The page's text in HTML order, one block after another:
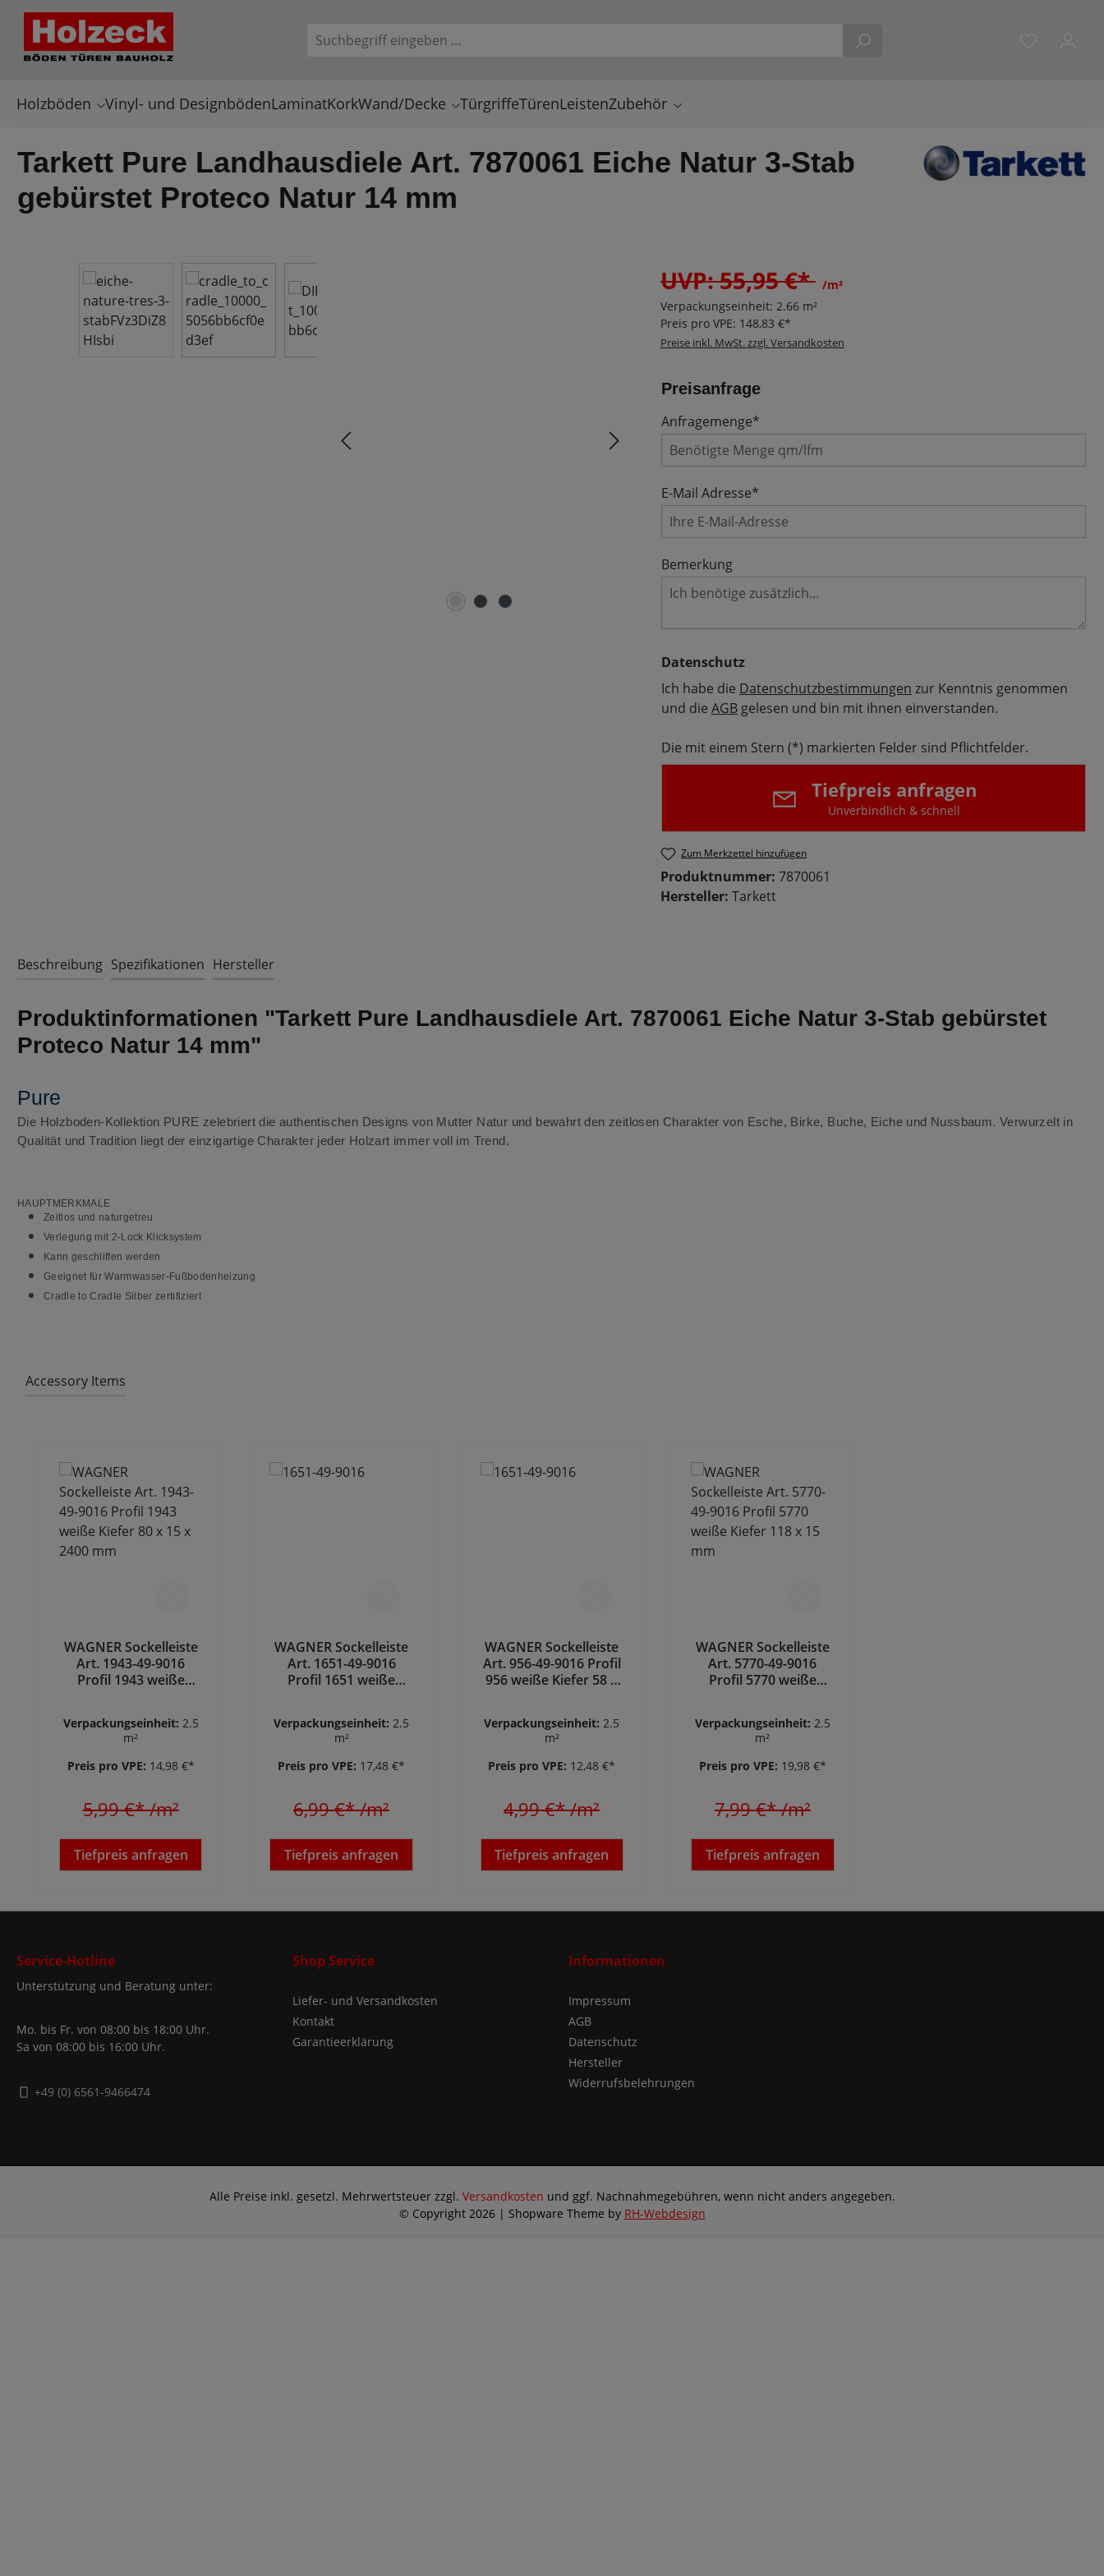
Zur Suche springen
Holzböden Vinyl- und DesignbödenLaminatKorkWand/Decke TürgriffeTürenLeistenZubehör
Tarkett Pure Landhausdiele Art. 7870061 Eiche Natur 3-Stab
gebürstet Proteco Natur 14 mm
Bildergalerie überspringen UVP: 55,95 €* /m²
Verpackungseinheit: 2.66 m²
Preis pro VPE: 148,83 €*
Preise inkl. MwSt. zzgl. Versandkosten
Preisanfrage
Anfragemenge*
E-Mail Adresse*
Bemerkung
Datenschutz
Ich habe die Datenschutzbestimmungen zur Kenntnis genommen
und die AGBgelesen und bin mit ihnen einverstanden.
Die mit einem Stern (*) markierten Felder sind Pflichtfelder.
Tiefpreis anfragen
Unverbindlich & schnell
Zum Merkzettel hinzufügen
Produktnummer: 7870061
Hersteller: Tarkett
Beschreibung Spezifikationen Hersteller
Produktinformationen "Tarkett Pure Landhausdiele Art. 7870061 Eiche Natur 3-Stab gebürstet
Proteco Natur 14 mm"
Pure
Die Holzboden-Kollektion PURE zelebriert die authentischen Designs von Mutter Natur und bewahrt den zeitlosen Charakter von Esche, Birke, Buche, Eiche und Nussbaum. Verwurzelt in
Qualität und Tradition liegt der einzigartige Charakter jeder Holzart immer voll im Trend.
HAUPTMERKMALE
Zeitlos und naturgetreu
Verlegung mit 2-Lock Klicksystem
Kann geschliffen werden
Geeignet für Warmwasser-Fußbodenheizung
Cradle to Cradle Silber zertifiziert
Accessory Items
WAGNER Sockelleiste
Art. 1943-49-9016
Profil 1943 weiße
Verpackungseinheit: 2.5
m²
Preis pro VPE: 14,98 €*
5,99 €*/m²
Tiefpreis anfragen
WAGNER Sockelleiste
Art. 1651-49-9016
Profil 1651 weiße
Verpackungseinheit:2.5
m²
Preis pro VPE: 17,48 €*
6,99 €*/m²
Tiefpreis anfragen
WAGNER Sockelleiste
Art. 956-49-9016 Profil
956 weiße Kiefer 58 x
Verpackungseinheit:2.5
m²
Preis pro VPE: 12,48 €*
4,99 €*/m²
Tiefpreis anfragen
WAGNER Sockelleiste
Art. 5770-49-9016
Profil 5770 weiße
Verpackungseinheit: 2.5
m²
Preis pro VPE: 19,98 €*
7,99 €*/m²
Tiefpreis anfragen
Service-Hotline
Unterstützung und Beratung unter:
Mo. bis Fr. von 08:00 bis 18:00 Uhr.
Sa von 08:00 bis 16:00 Uhr.
+49 (0) 6561-9466474
Shop Service
Liefer- und Versandkosten
Kontakt
Garantieerklärung
Informationen
Impressum
AGB
Datenschutz
Hersteller
Widerrufsbelehrungen
Alle Preise inkl. gesetzl. Mehrwertsteuer zzgl. Versandkosten und ggf. Nachnahmegebühren, wenn nicht anders angegeben.
© Copyright 2026 | Shopware Theme by RH-Webdesign